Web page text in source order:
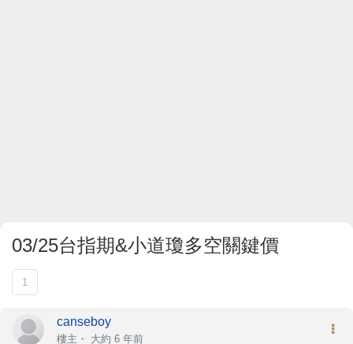
03/25台指期&小道瓊多空關鍵價
1
canseboy
樓主 ・ 大約 6 年前